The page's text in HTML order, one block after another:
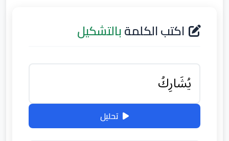
اكتب الكلمةبالتشكيل
تحليل